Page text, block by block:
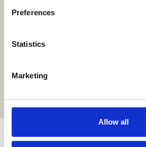
Preferences
Statistics
Marketing
Allow all
Kroz web aplikaciju možete
PRETPLATI SE I OSTVARI